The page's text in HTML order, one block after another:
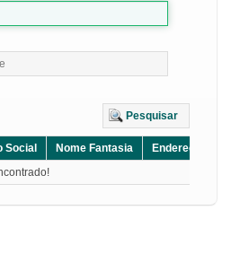
Pesquisar
Social Nome Fantasia Endereço